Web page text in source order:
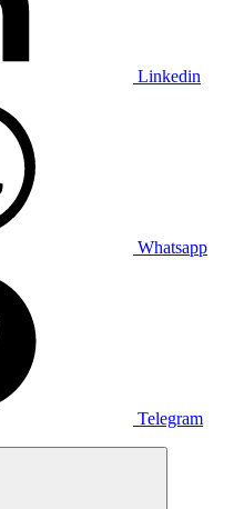
Linkedin
Whatsapp
Telegram